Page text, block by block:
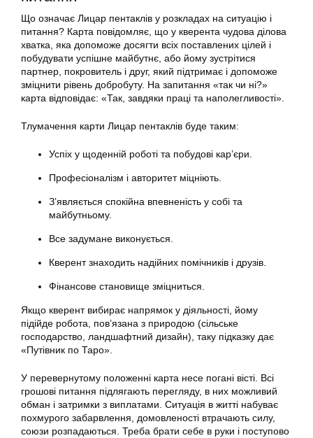
Що означає Лицар пентаклів у розкладах на ситуацію і
питання? Карта повідомляє, що у кверента чудова ділова
хватка, яка допоможе досягти всіх поставлених цілей і
побудувати успішне майбутнє, або йому зустрітися
партнер, покровитель і друг, який підтримає і допоможе
зміцнити рівень добробуту. На запитання «так чи ні?»
карта відповідає: «Так, завдяки праці та наполегливості».
Тлумачення карти Лицар пентаклів буде таким:
Успіх у щоденній роботі та побудові кар’єри.
Професіоналізм і авторитет міцніють.
З’являється спокійна впевненість у собі та
майбутньому.
Все задумане виконується.
Кверент знаходить надійних помічників і друзів.
Фінансове становище зміцниться.
Якщо кверент вибирає напрямок у діяльності, йому
підійде робота, пов’язана з природою (сільське
господарство, ландшафтний дизайн), таку підказку дає
«Путівник по Таро».
У перевернутому положенні карта несе погані вісті. Всі
грошові питання підлягають перегляду, в них можливий
обман і затримки з виплатами. Ситуація в житті набуває
похмурого забарвлення, домовленості втрачають силу,
союзи розпадаються. Треба брати себе в руки і поступово